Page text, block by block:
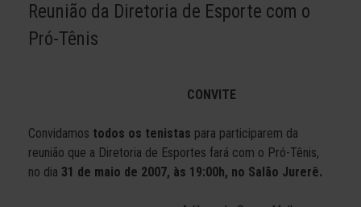
Reunião da Diretoria de Esporte com o
Pró-Tênis
CONVITE
Convidamos todos os tenistas para participarem da
reunião que a Diretoria de Esportes fará com o Pró-Tênis,
no dia 31 de maio de 2007, às 19:00h, no Salão Jurerê.